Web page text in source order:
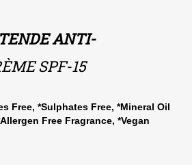
ANTI-
SPF-15
Free, *Sulphates Free, *Mineral Oil
Free Fragrance, *Vegan